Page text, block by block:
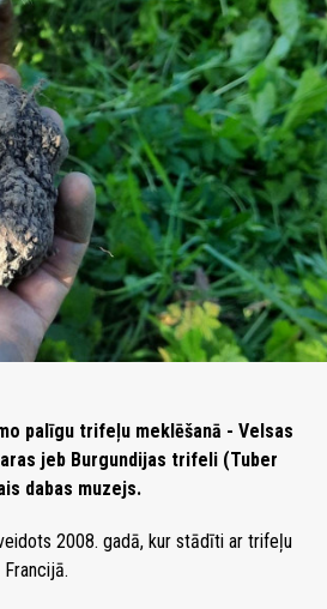
palīgu trifeļu meklēšanā - Velsas
jeb Burgundijas trifeli (Tuber
dabas muzejs.
2008. gadā, kur stādīti ar trifeļu